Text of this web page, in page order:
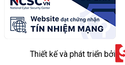
Thiết kế và phát triển bởi